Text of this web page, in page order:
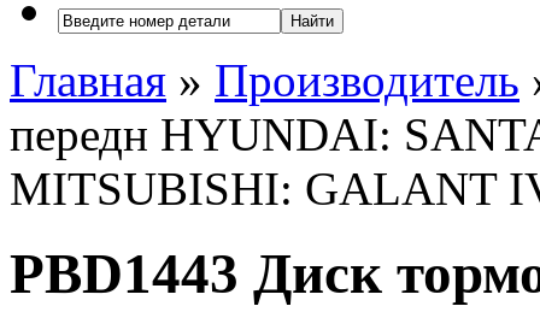
Найти
Главная » Производитель
передн HYUNDAI:
MITSUBISHI: GALANT
PBD1443 Диск